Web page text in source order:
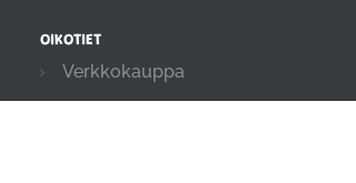
OIKOTIET
Verkkokauppa